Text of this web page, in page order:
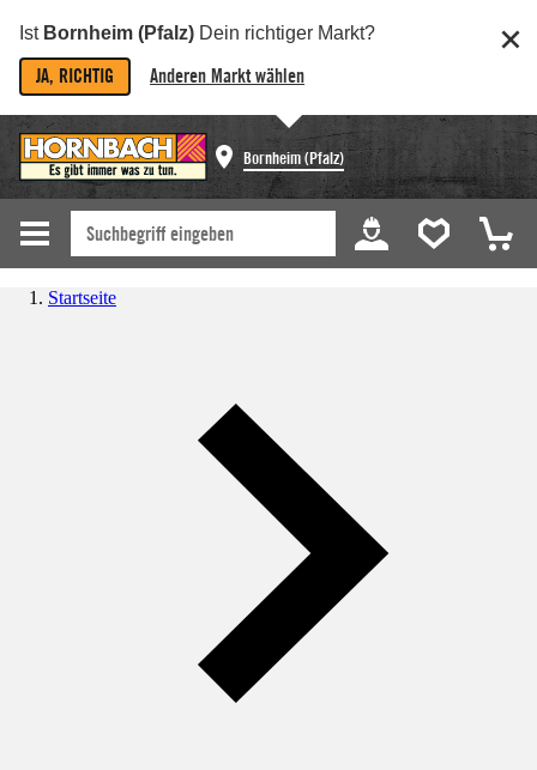
Ist Bornheim (Pfalz) Dein richtiger Markt?
JA, RICHTIG Anderen Markt wählen
Bornheim (Pfalz)
Startseite